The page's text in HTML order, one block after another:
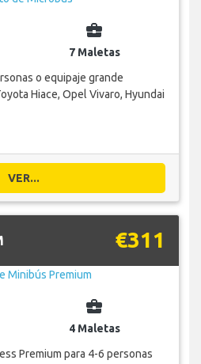
business_center
7 Maletas
o equipaje grande
Hiace, Opel Vivaro, Hyundai
VER...
€311
business_center
4 Maletas
Premium para 4-6 personas